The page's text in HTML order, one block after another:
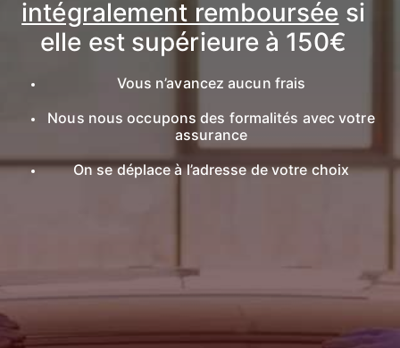
intégralement remboursée si
elle est supérieure à 150€
Vous n’avancez aucun frais
Nous nous occupons des formalités avec votre
assurance
On se déplace à l’adresse de votre choix